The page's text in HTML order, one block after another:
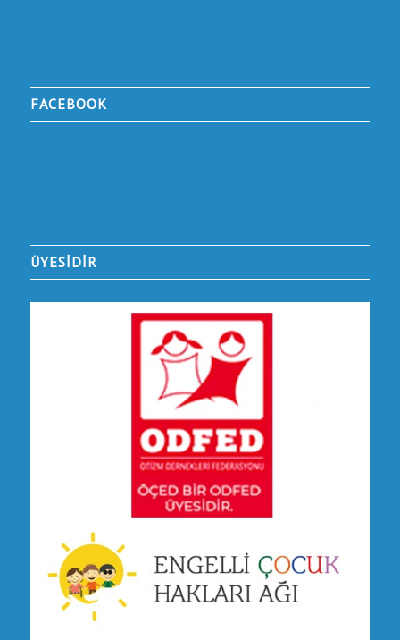
FACEBOOK
ÜYESİDİR